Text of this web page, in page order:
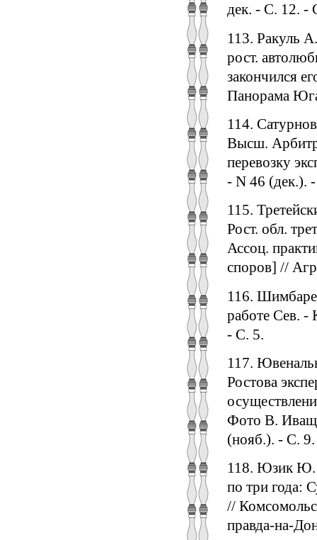
дек. - С. 12. -
113. Ракуль
рост.
закончился
Панорама
114.
Высш.
перевозку
- N 46 (дек.).
115.
Рост. обл.
Ассоц.
споров] //
116.
работе Сев. -
- С. 5.
117.
Ростова
Фото В.
(нояб.). - С. 9.
118. Юзик Ю.
по три года:
//
правда-на-